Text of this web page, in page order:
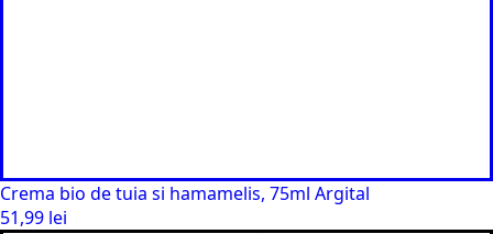
Crema bio de tuia si hamamelis, 75ml Argital
51,99 lei